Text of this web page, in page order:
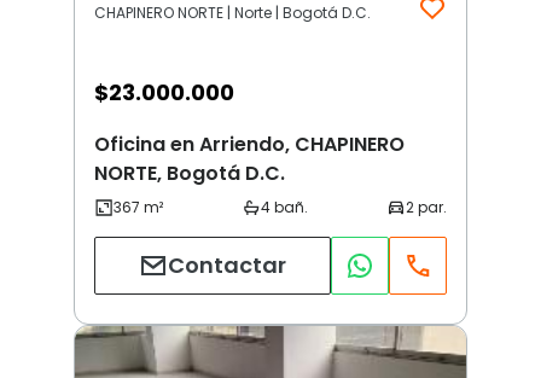
CHAPINERO NORTE | Norte | Bogotá D.C.
$23.000.000
Oficina en Arriendo, CHAPINERO
NORTE, Bogotá D.C.
Contactar